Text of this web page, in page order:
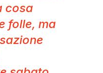
cosa
folle, ma